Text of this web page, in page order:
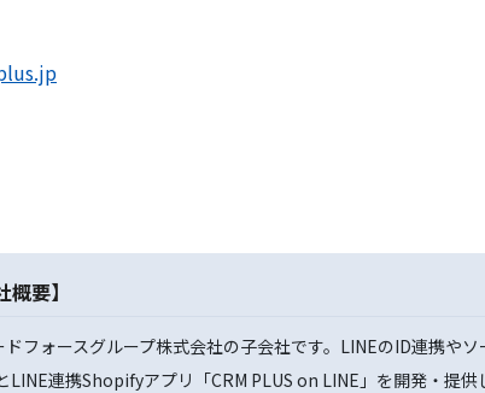
要】
フォースグループ株式会社の子会社です。LINEのID連携や
LINE連携Shopifyアプリ「CRM PLUS on LINE」を開発・提